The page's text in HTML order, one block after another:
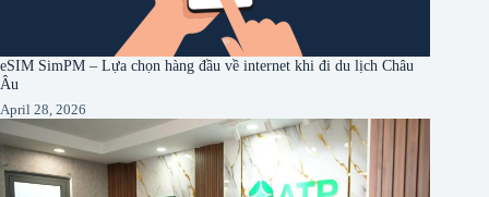
eSIM SimPM – Lựa chọn hàng đầu về internet khi đi du lịch Châu
Âu
April 28, 2026